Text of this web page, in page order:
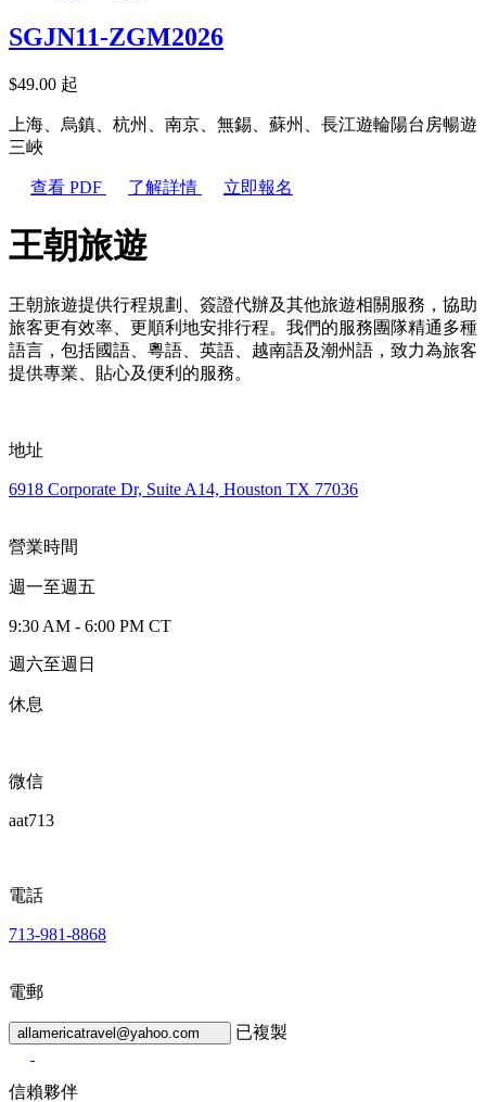
SGJN11-ZGM2026
$49.00 起
上海、烏鎮、杭州、南京、無錫、蘇州、長江遊輪陽台房暢遊
三峽
查看 PDF 了解詳情 立即報名
王朝旅遊
王朝旅遊提供行程規劃、簽證代辦及其他旅遊相關服務，協助
旅客更有效率、更順利地安排行程。我們的服務團隊精通多種
語言，包括國語、粵語、英語、越南語及潮州語，致力為旅客
提供專業、貼心及便利的服務。
地址
6918 Corporate Dr, Suite A14, Houston TX 77036
營業時間
週一至週五
9:30 AM - 6:00 PM CT
週六至週日
休息
微信
aat713
電話
713-981-8868
電郵
allamericatravel@yahoo.com 已複製
信賴夥伴